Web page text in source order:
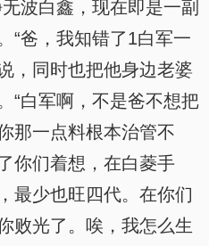
波白鑫，现在即是一副
“爸，我知错了1白军一
，同时也把他身边老婆
“白军啊，不是爸不想把
那一点料根本治管不
你们着想，在白菱手
最少也旺四代。在你们
败光了。唉，我怎么生